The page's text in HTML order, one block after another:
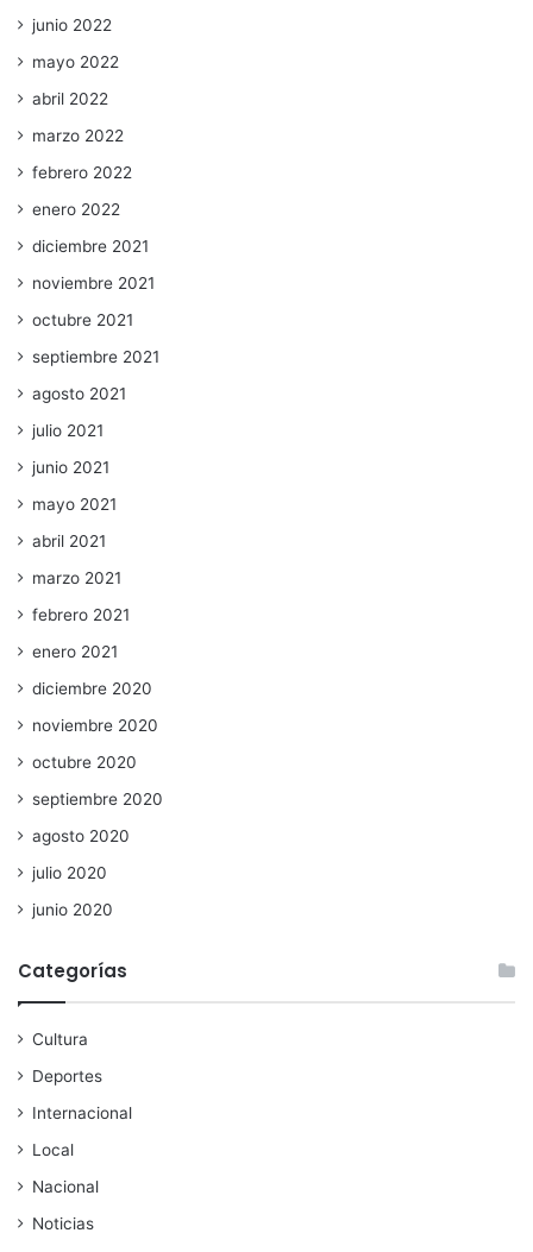
junio 2022
mayo 2022
abril 2022
marzo 2022
febrero 2022
enero 2022
diciembre 2021
noviembre 2021
octubre 2021
septiembre 2021
agosto 2021
julio 2021
junio 2021
mayo 2021
abril 2021
marzo 2021
febrero 2021
enero 2021
diciembre 2020
noviembre 2020
octubre 2020
septiembre 2020
agosto 2020
julio 2020
junio 2020
Categorías
Cultura
Deportes
Internacional
Local
Nacional
Noticias